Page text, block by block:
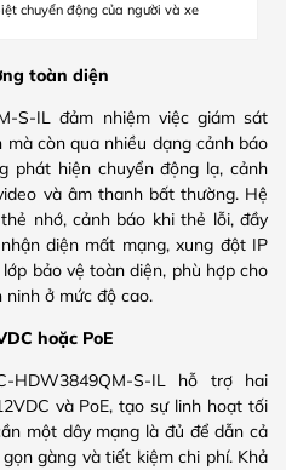
chuyển động của người và xe
toàn diện
S-IL đảm nhiệm việc giám sát
còn qua nhiều dạng cảnh báo
phát hiện chuyển động lạ, cảnh
và âm thanh bất thường. Hệ
nhớ, cảnh báo khi thẻ lỗi, đầy
diện mất mạng, xung đột IP
bảo vệ toàn diện, phù hợp cho
ở mức độ cao.
hoặc PoE
HDW3849QM-S-IL hỗ trợ hai
và PoE, tạo sự linh hoạt tối
một dây mạng là đủ để dẫn cả
gàng và tiết kiệm chi phí. Khả